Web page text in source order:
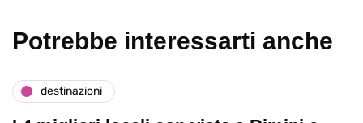
Potrebbe interessarti anche
destinazioni